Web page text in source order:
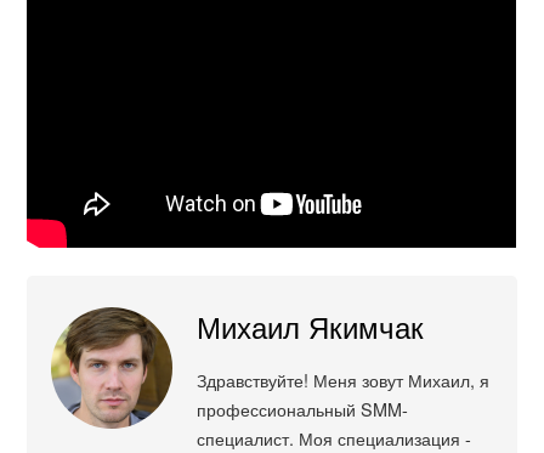
Михаил Якимчак
Здравствуйте! Меня зовут Михаил, я
профессиональный SMM-
специалист. Моя специализация -